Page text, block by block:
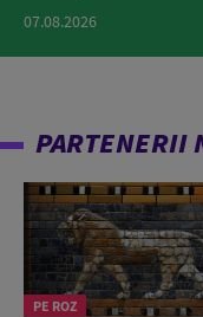
07.08.2026
PARTENERII
PE ROZ